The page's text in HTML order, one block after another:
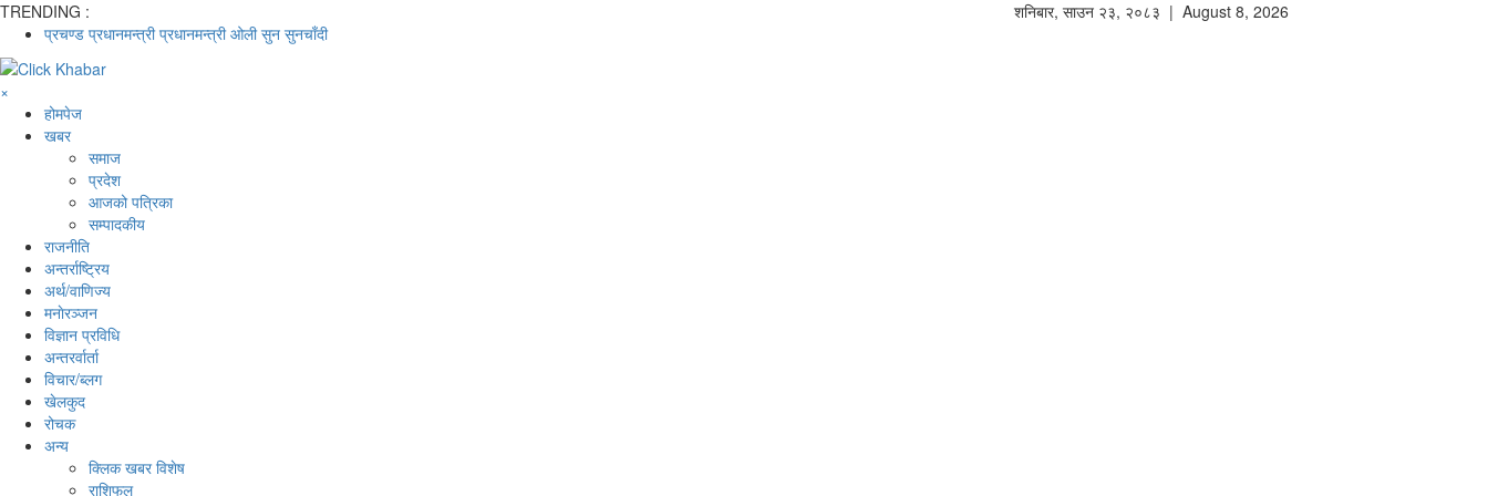
TRENDING :
प्रचण्ड प्रधानमन्त्री प्रधानमन्त्री ओली सुन सुनचाँदी
शनिबार, साउन २३, २०८३ | August 8, 2026
×
होमपेज
खबर
समाज
प्रदेश
आजको पत्रिका
सम्पादकीय
राजनीति
अन्तर्राष्ट्रिय
अर्थ/वाणिज्य
मनाेरञ्जन
विज्ञान प्रविधि
अन्तरर्वार्ता
विचार/ब्लग
खेलकुद
रोचक
अन्य
क्लिक खबर विशेष
राशिफल